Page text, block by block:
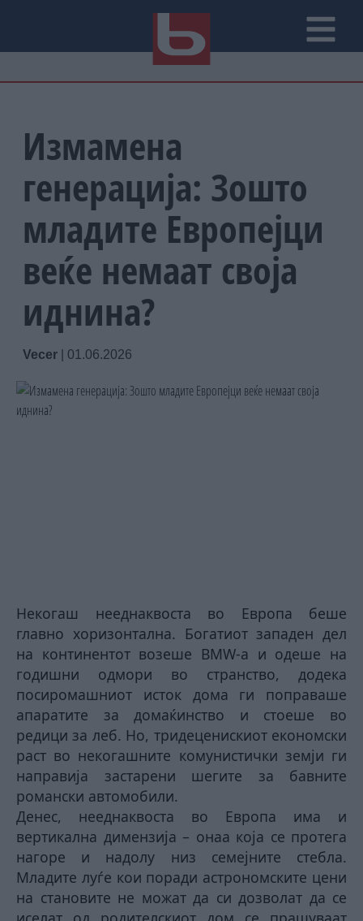
Измамена
генерација: Зошто
младите Европејци
веќе немаат своја
иднина?
Vecer 01.06.2026
Некогаш нееднаквоста во Европа беше
главно хоризонтална. Богатиот западен дел
на континентот возеше BMW-а и одеше на
годишни одмори во странство, додека
посиромашниот исток дома ги поправаше
апаратите за домаќинство и стоеше во
редици за леб. Но, тридеценискиотекономски
раст во некогашните комунистички земји ги
направија застарени шегите за бавните
романски автомобили.
Денес, нееднаквоста во Европа има и
вертикална димензија – онаа која се протега
нагоре и надолу низ семејните стебла.
Младите луѓе кои поради астрономските цени
на становите не можат да си дозволат да се